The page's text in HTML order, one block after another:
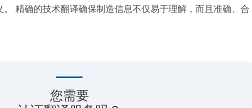
精确的技术翻译确保制造信息不仅易于理解，而且准确、合
您需要